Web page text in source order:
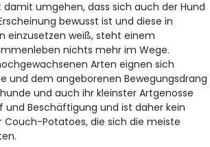
umgehen, dass sich auch der Hund
bewusst ist und diese in
einzusetzen weiß, steht einem
nichts mehr im Wege.
Arten eignen sich
und dem angeborenen Bewegungsdrang
und auch ihr kleinster Artgenosse
und Beschäftigung und ist daher kein
Couch-Potatoes, die sich die meiste